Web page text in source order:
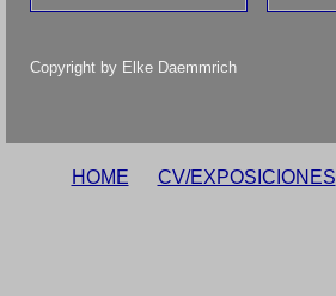
Copyright by Elke Daemmrich
HOME CV/EXPOSICIONES